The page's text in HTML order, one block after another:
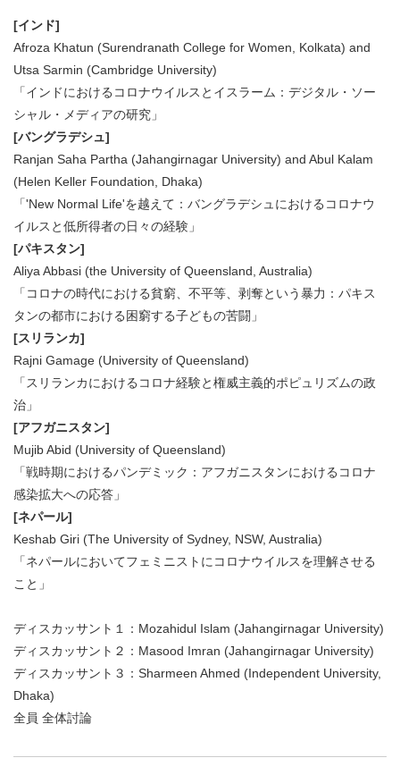
[インド]
Afroza Khatun (Surendranath College for Women, Kolkata) and
Utsa Sarmin (Cambridge University)
「インドにおけるコロナウイルスとイスラーム：デジタル・ソー
シャル・メディアの研究」
[バングラデシュ]
Ranjan Saha Partha (Jahangirnagar University) and Abul Kalam
(Helen Keller Foundation, Dhaka)
「'New Normal Life'を越えて：バングラデシュにおけるコロナウ
イルスと低所得者の日々の経験」
[パキスタン]
Aliya Abbasi (the University of Queensland, Australia)
「コロナの時代における貧窮、不平等、剥奪という暴力：パキス
タンの都市における困窮する子どもの苦闘」
[スリランカ]
Rajni Gamage (University of Queensland)
「スリランカにおけるコロナ経験と権威主義的ポピュリズムの政
治」
[アフガニスタン]
Mujib Abid (University of Queensland)
「戦時期におけるパンデミック：アフガニスタンにおけるコロナ
感染拡大への応答」
[ネパール]
Keshab Giri (The University of Sydney, NSW, Australia)
「ネパールにおいてフェミニストにコロナウイルスを理解させる
こと」
ディスカッサント１：Mozahidul Islam (Jahangirnagar University)
ディスカッサント２：Masood Imran (Jahangirnagar University)
ディスカッサント３：Sharmeen Ahmed (Independent University,
Dhaka)
全員 全体討論